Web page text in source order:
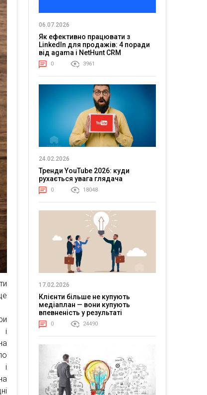
і
і
06.07.2026
Як ефективно працювати з
LinkedIn для продажів: 4 поради
від agama і NetHunt CRM
0 3961
24.02.2026
Тренди YouTube 2026: куди
рухається увага глядача
0 18048
17.02.2026
Клієнти більше не купують
медіаплан — вони купують
впевненість у результаті
0 24490